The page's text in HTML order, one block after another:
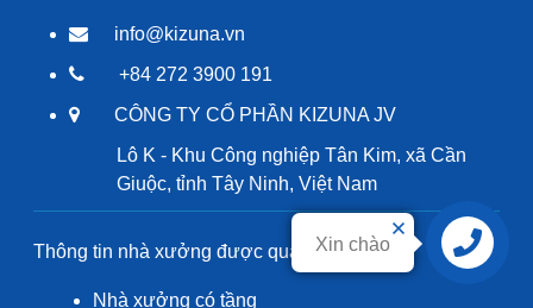
Liên hệ
Xin chào
info@kizuna.vn
+84 272 3900 191
CÔNG TY CỔ PHẦN KIZUNA JV
Lô K - Khu Công nghiệp Tân Kim, xã Cần
Giuộc, tỉnh Tây Ninh, Việt Nam
Thông tin nhà xưởng được quan tâm
Nhà xưởng có tầng